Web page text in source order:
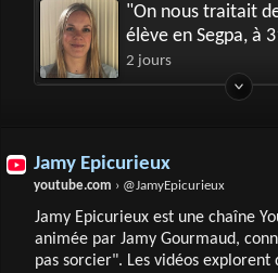
"On nous traitait
élève en Segpa, à
devenue
2 jours
Jamy Epicurieux
youtube.com › @JamyEpicurieux
Jamy Epicurieux est une chaîne
animée par Jamy Gourmaud,
pas sorcier". Les vidéos explorent